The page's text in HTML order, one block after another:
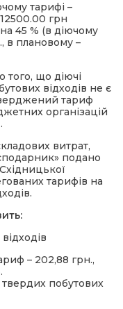
тарифі –
грн
45 % (в діючому
в плановому –
того, що діючі
відходів не є
тариф
організацій
.
витрат,
подано
тарифів на
– 202,88 грн.,
побутових